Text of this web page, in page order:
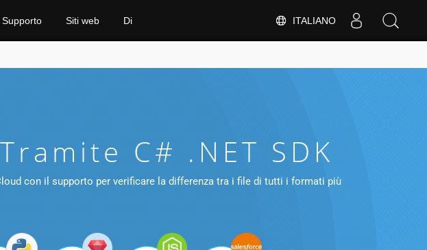
ITALIANO
Supporto Siti web Di
C# .NET SDK
con il supporto per verificare la differenza tra i file di tutti i formati più